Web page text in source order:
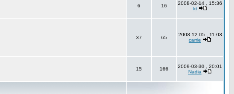
6 16
2008-02-14 , 15:36
kt
37 65
2008-12-05 , 11:03
carrie
15 166
2009-03-30 , 20:01
Nadia